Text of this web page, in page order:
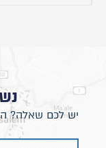
הטבת התשלומים
יש לכם שאלה?